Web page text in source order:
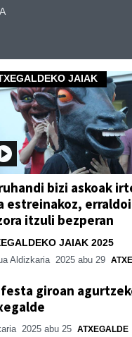
JAIAK
bizi askoak
estreinakoz,
itzuli bezperan
JAIAK 2025
Aldizkaria 2025 abu 29
giroan
2025 abu 25 ATXEGALDE